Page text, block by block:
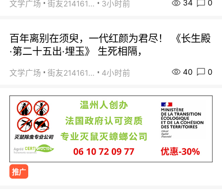
文学广场 街友21416156 3小时前 34 0
百年离别在须臾，一代红颜为君尽！ 《长生殿
·第二十五出·埋玉》 生死相隔，
文学广场 街友21416156 4小时前 40 0
推广